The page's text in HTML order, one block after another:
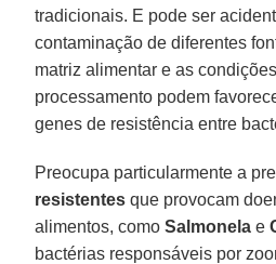
tradicionais. E pode ser
contaminação de diferentes
matriz alimentar e as
processamento podem
genes de resistência entre
Preocupa particularmente a
resistentes que provocam
alimentos, comoSalmonela e
bactérias responsáveis por